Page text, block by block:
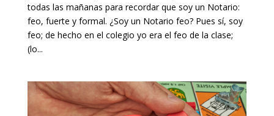
todas las mañanas para recordar que soy un Notario:
feo, fuerte y formal. ¿Soy un Notario feo? Pues sí, soy
feo; de hecho en el colegio yo era el feo de la clase;
(lo...